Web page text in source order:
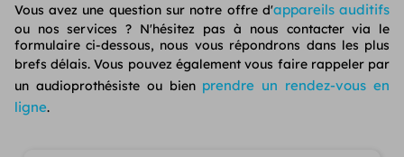
Vous avez une question sur notre offre d'appareils auditifs
ou nos services ? N'hésitez pas à nous contacter via le
formulaire ci-dessous, nous vous répondrons dans les plus
brefs délais. Vous pouvez égalementvous faire rappeler par
un audioprothésiste ou bien prendre un rendez-vous en
ligne.